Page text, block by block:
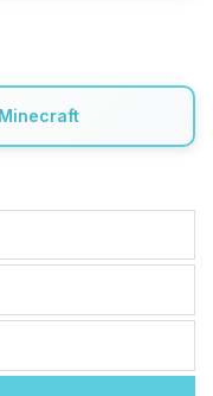
me
ton petit
moi ce dont